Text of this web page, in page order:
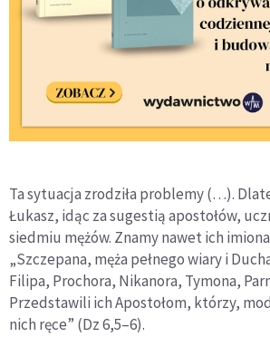
Ta sytuacja zrodziła problemy (…).
Łukasz, idąc za sugestią apostołów,
siedmiu mężów. Znamy nawet ich
„Szczepana, męża pełnego wiary i
Filipa, Prochora, Nikanora, Tymona,
Przedstawili ich Apostołom, którzy,
nich ręce” (Dz 6,5–6).